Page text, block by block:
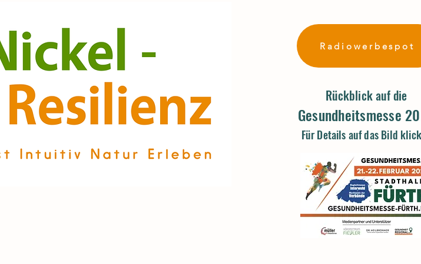
Radiowerbespot
Rückblick auf die
Gesundheitsmesse
Für Details auf das Bild